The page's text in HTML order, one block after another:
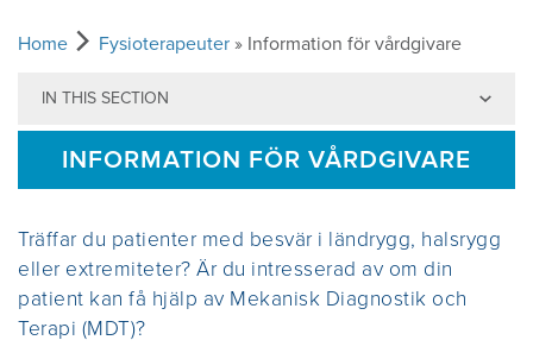
VAD INNEBÄR MEKANISK DIAGNOSTIK
VAD INNEFATTAR MEKANISK
DIAGNOSTIK OCH TERAPI (MDT)?
ÄR BEHANDLINGEN LÄMPLIG FÖR MIG?
FYSIOTERAPEUTER
EN ÖVERSIKT ÖVER MCKENZIE-
METODEN
FÖRDELAR MED MDT
VANLIGA MISSUPPFATTNINGAR
UTBILDNING
KURSER ÖVERSIKT
OM INTERNATIONELLA
MCKENZIEINSTITUTET
NYHETER
Home Fysioterapeuter » Information för vårdgivare
IN THIS SECTION
INFORMATION FÖR VÅRDGIVARE
Träffar du patienter med besvär i ländrygg, halsrygg
eller extremiteter? Är du intresserad av om din
patient kan få hjälp av Mekanisk Diagnostik och
Terapi (MDT)?